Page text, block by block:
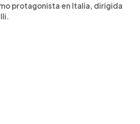
protagonista en Italia, dirigida